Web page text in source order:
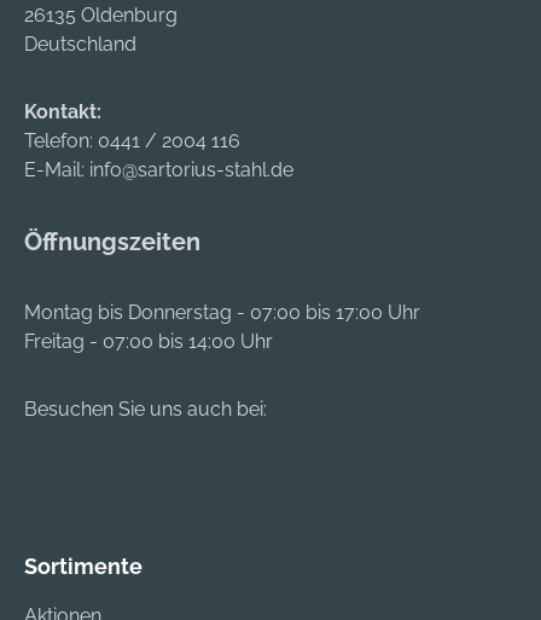
26135 Oldenburg
Deutschland
Kontakt:
Telefon: 0441 / 2004 116
E-Mail: info@sartorius-stahl.de
Öffnungszeiten
Montag bis Donnerstag - 07:00 bis 17:00 Uhr
Freitag - 07:00 bis 14:00 Uhr
Besuchen Sie uns auch bei:
Sortimente